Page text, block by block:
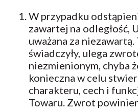
W przypadku
zawartej na odległość,
uważana za
świadczyły, ulega
niezmienionym, chyba
konieczna w celu
charakteru, cech i
Towaru. Zwrot